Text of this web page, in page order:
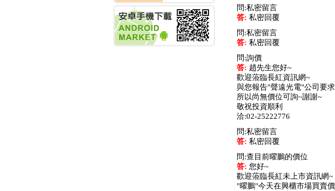
碩通散熱股份有限公司
公告董事會決議發行員
工認股權
華旭先進:代重要子公司
碩通散熱股份有限公司
問:私密留言
答: 私密回覆
問:私密留言
答: 私密回覆
問:詢價
答: 趙先生您好~
歡迎蒞臨長紅資訊網~
與您報告"聲遠光電"公司要
所以尚無價位可詢~謝謝~
敬祝投資順利
洽:02-25222776
問:私密留言
答: 私密回覆
問:查目前曜鵬的價位
答: 您好~
歡迎蒞臨長紅未上市資訊網~
"曜鵬"今天在興櫃市場買賣